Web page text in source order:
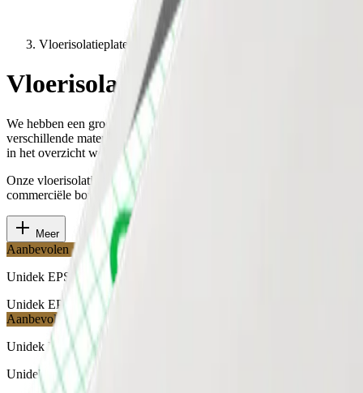
Vloerisolatieplaten
Vloerisolatieplaten
We hebben een groot assortiment (dek)vloerisolatieplaten in
verschillende materialen en voor verschillende toepassingen. Bekijk
in het overzicht welke oplossing het beste past bij jouw project.
Onze vloerisolatie oplossingen zijn geschikt voor woningbouw,
commerciële bouw, nieuwbouw of renovatieprojecten.
Meer
Aanbevolen
Unidek EPS 100
Unidek EPS 100 is deels gemaakt van gerecycled materiaal
Aanbevolen
Unidek EPS 60 RE
Unidek EPS 60 RE is deels gemaakt van gerecycled materiaal